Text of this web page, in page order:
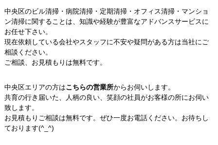
中央区のビル清掃・病院清掃・定期清掃・オフィス清掃・マンショ
ン清掃に関することは、知識や経験が豊富なアドバンスサービスに
お任せ下さい。
現在依頼している会社やスタッフに不安や疑問がある方は当社にご
相談ください。
ご相談、お見積もりは無料です。
中央区エリアの方はこちらの営業所からお伺いします。
共育の行き届いた、人柄の良い、笑顔の社員がお客様の所にお伺い
致します。
お見積もりご相談は無料です。ぜひ一度お電話ください。お待ちし
ております(^_^)